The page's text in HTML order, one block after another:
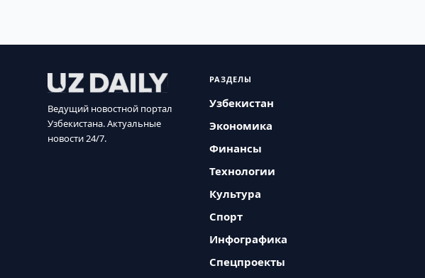
Ведущий новостной портал
Узбекистана. Актуальные
новости 24/7.
РАЗДЕЛЫ
Узбекистан
Экономика
Финансы
Технологии
Культура
Спорт
Инфографика
Спецпроекты